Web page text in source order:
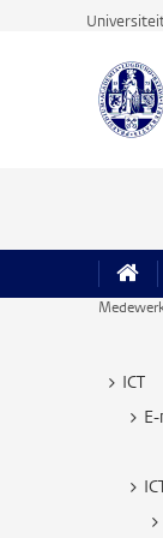
Ga direct naar
ICT